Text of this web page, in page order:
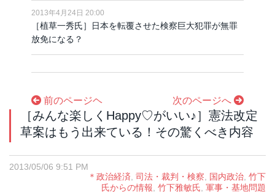
2013年4月24日 20:00
［植草一秀氏］日本を転覆させた検察巨大犯罪が無罪
放免になる？
前のページヘ 次のページへ
［みんな楽しくHappy♡がいい♪］憲法改定
草案はもう出来ている！その驚くべき内容
2013/05/06 9:51 PM
＊政治経済 司法・裁判・検察 国内政治 竹下
氏からの情報 竹下雅敏氏 軍事・基地問題